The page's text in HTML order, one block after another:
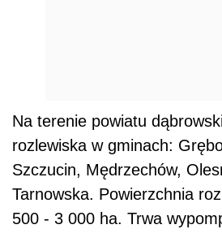
Na terenie powiatu
rozlewiska w gminach:
Szczucin, Mędrzechów,
Tarnowska. Powierzchnia
500 - 3 000 ha. Trwa